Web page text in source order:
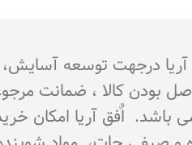
اٌفق آریا درجهت توسعه
بودن کالا ، ضمانت
باشد. اٌفق آریا امکان